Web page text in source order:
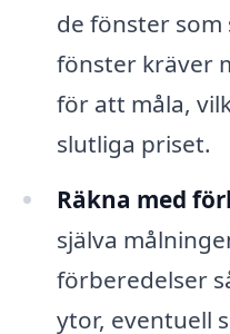
de fönster som
fönster kräver
för att måla,
slutliga priset.
Räkna med
själva
förberedelser
ytor, eventuell